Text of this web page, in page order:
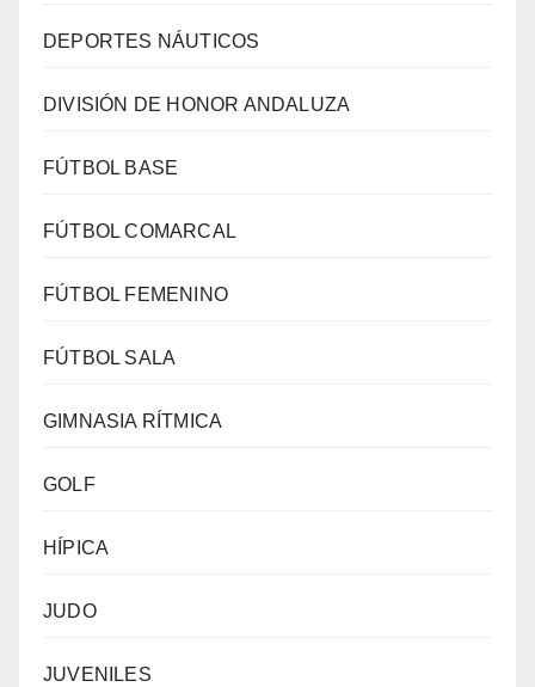
DEPORTES NÁUTICOS
DIVISIÓN DE HONOR ANDALUZA
FÚTBOL BASE
FÚTBOL COMARCAL
FÚTBOL FEMENINO
FÚTBOL SALA
GIMNASIA RÍTMICA
GOLF
HÍPICA
JUDO
JUVENILES